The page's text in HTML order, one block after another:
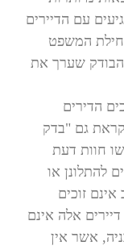
עם הדיירים
המשפט
הבודק שערך את
הדירים
גם "בדק
חוות דעת
להתלונן או
זוכים
אלה אינם
אשר אין